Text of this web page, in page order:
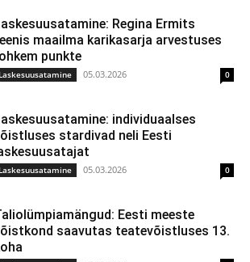
Regina Ermits
maailma karikasarja arvestuses
punkte
Laskesuusatamine 05.03.2026 0
individuaalses
stardivad neli Eesti
Laskesuusatamine 05.03.2026 0
Eesti meeste
saavutas teatevõistluses 13.